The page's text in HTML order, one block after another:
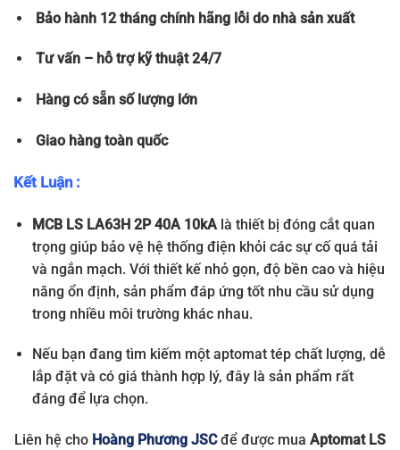
Bảo hành 12 tháng chính hãng lỗi do nhà sản xuất
Tư vấn – hỗ trợ kỹ thuật 24/7
Hàng có sẵn số lượng lớn
Giao hàng toàn quốc
Kết Luận :
MCB LS LA63H 2P 40A 10kAlà thiết bị đóng cắt quan
trọng giúp bảo vệ hệ thống điện khỏi các sự cố quá tải
và ngắn mạch. Với thiết kế nhỏ gọn, độ bền cao và hiệu
năng ổn định, sản phẩm đáp ứng tốt nhu cầu sử dụng
trong nhiều môi trường khác nhau.
Nếu bạn đang tìm kiếm một aptomat tép chất lượng, dễ
lắp đặt và có giá thành hợp lý, đây là sản phẩm rất
đáng để lựa chọn.
Liên hệ cho Hoàng Phương JSCđể được mua Aptomat LS